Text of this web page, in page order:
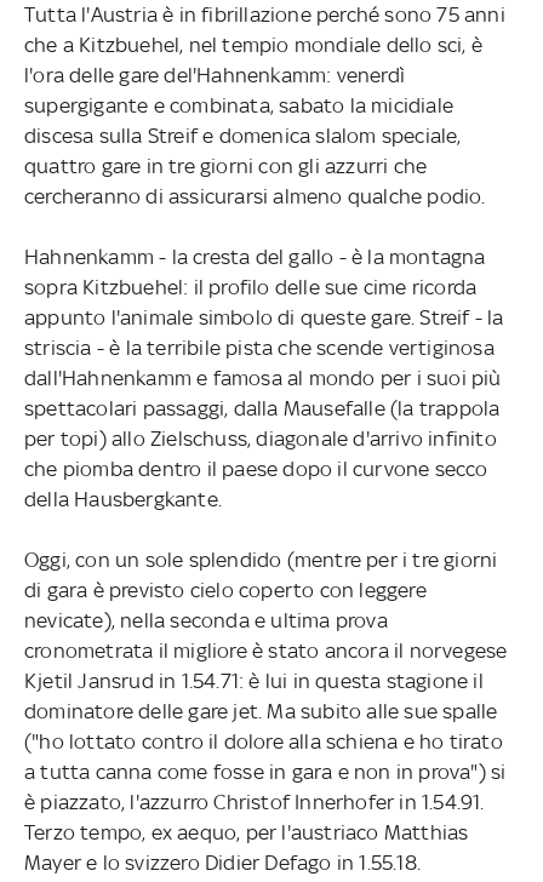
Tutta l'Austria è in fibrillazione perché sono 75 anni
che a Kitzbuehel, nel tempio mondiale dello sci, è
l'ora delle gare del'Hahnenkamm: venerdì
supergigante e combinata, sabato la micidiale
discesa sulla Streif e domenica slalom speciale,
quattro gare in tre giorni con gli azzurri che
cercheranno di assicurarsi almeno qualche podio.
Hahnenkamm - la cresta del gallo - è la montagna
sopra Kitzbuehel: il profilo delle sue cime ricorda
appunto l'animale simbolo di queste gare. Streif - la
striscia - è la terribile pista che scende vertiginosa
dall'Hahnenkamm e famosa al mondo per i suoi più
spettacolari passaggi, dalla Mausefalle (la trappola
per topi) allo Zielschuss, diagonale d'arrivo infinito
che piomba dentro il paese dopo il curvone secco
della Hausbergkante.
Oggi, con un sole splendido (mentre per i tre giorni
di gara è previsto cielo coperto con leggere
nevicate), nella seconda e ultima prova
cronometrata il migliore è stato ancora il norvegese
Kjetil Jansrud in 1.54.71: è lui in questa stagione il
dominatore delle gare jet. Ma subito alle sue spalle
("ho lottato contro il dolore alla schiena e ho tirato
a tutta canna come fosse in gara e non in prova") si
è piazzato, l'azzurro Christof Innerhofer in 1.54.91.
Terzo tempo, ex aequo, per l'austriaco Matthias
Mayer e lo svizzero Didier Defago in 1.55.18.